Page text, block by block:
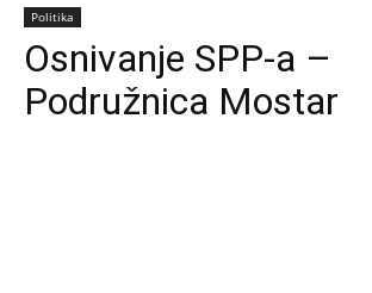
Politika
Osnivanje SPP-a –
Podružnica Mostar